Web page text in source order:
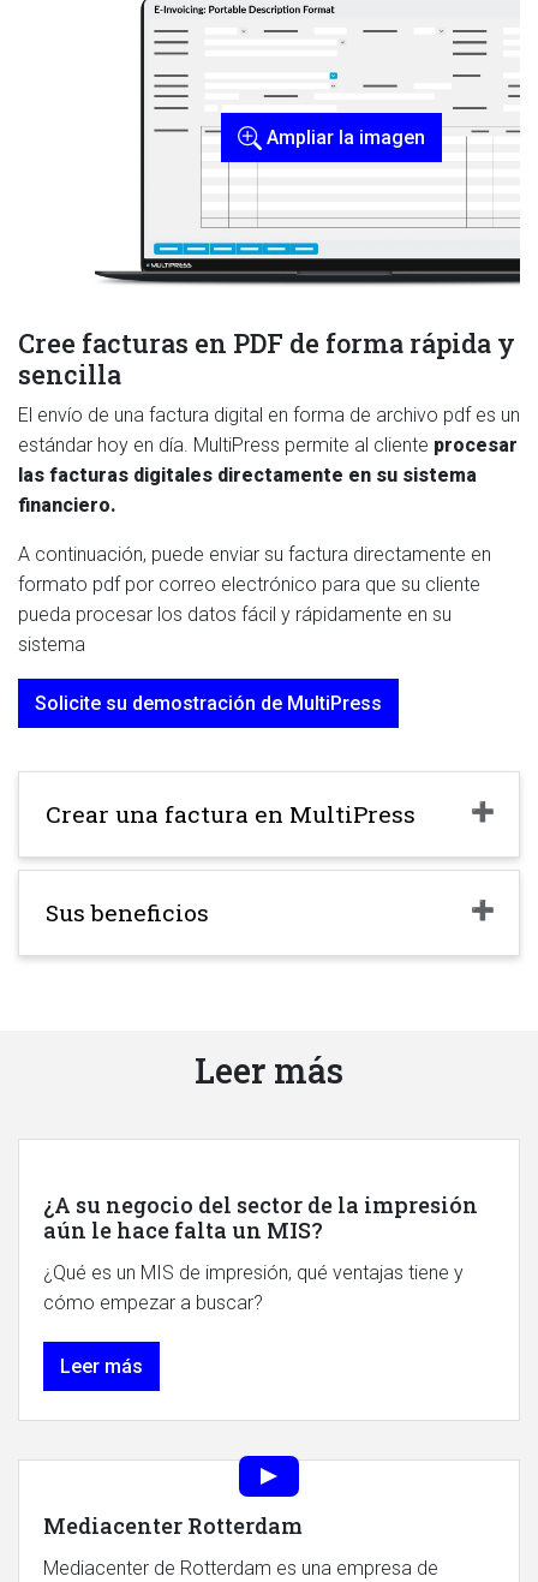
Cree facturas en PDF de forma rápida y
sencilla
El envío de una factura digital en forma de archivo pdf es un
estándar hoy en día. MultiPress permite al cliente procesar
las facturas digitales directamente en su sistema
financiero.
A continuación, puede enviar su factura directamente en
formato pdf por correo electrónico para que su cliente
pueda procesar los datos fácil y rápidamente en su
sistema
Solicite su demostración de MultiPress
Crear una factura en MultiPress
Sus beneficios
Ampliar la imagen
Leer más
¿A su negocio del sector de la impresión
aún le hace falta un MIS?
¿Qué es un MIS de impresión, qué ventajas tiene y
cómo empezar a buscar?
Leer más
Mediacenter Rotterdam
Mediacenter de Rotterdam es una empresa de